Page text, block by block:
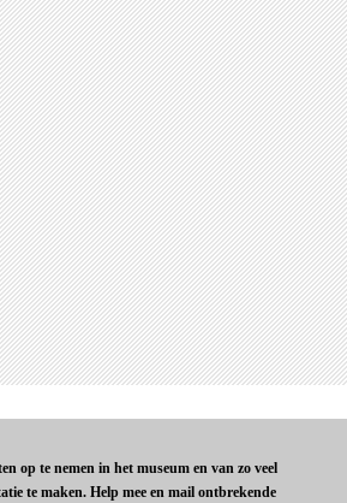
op te nemen in het museum en van zo veel
te maken. Help mee en mail ontbrekende